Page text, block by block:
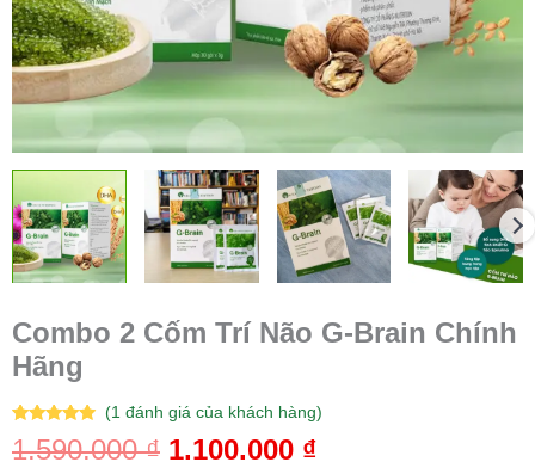
Combo 2 Cốm Trí Não G-Brain Chính
Hãng
5.00trên 5
dựa trên
1
(1đánh giá của khách hàng)
1.590.000₫ 1.100.000 ₫